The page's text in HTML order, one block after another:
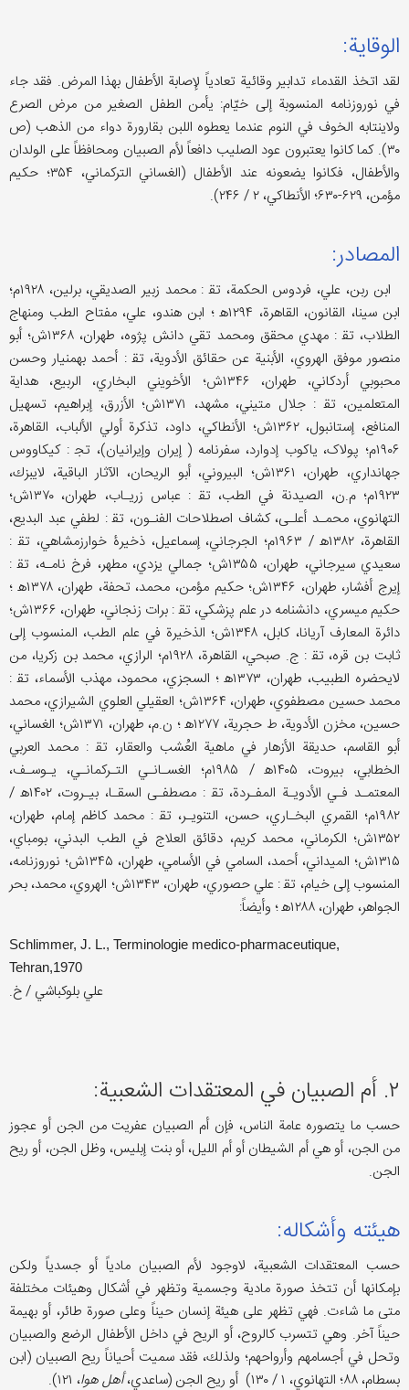
الوقاية:
لقد اتخذ القدماء تدابير وقائیة تعادیاً لإصابة الأطفال بهذا المرض. فقد جاء
في نوروزنامه المنسوبة إلى خيّام: يأمن الطفل الصغير من مرض الصرع
ولاینتابه الخوف في النوم عندما يعطوه اللبن بقارورة دواء من الذهب (ص
۳۰). كما کانوا یعتبرون عود الصليب دافعاً لأم الصبيان ومحافظاً على الولدان
والأطفال، فكانوا یضعونه عند الأطفال (الغساني التركماني، ۳۵۴؛ حكيم
مؤمن، ۶۲۹-۶۳۰؛ الأنطاكي، ۲ / ۲۴۶).
المصادر:
ابن ربن، علي، فردوس الحكمة، تق‍ : محمد زبیر الصديقي، برلين، ۱۹۲۸م؛
ابن سينا، القانون، القاهرة، ۱۲۹۴ه‍ ؛ ابن هندو، علي، مفتاح الطب ومنهاج
الطلاب، تق‍ : مهدي محقق ومحمد تقي دانش پژوه، طهران، ۱۳۶۸ش؛ أبو
منصور موفق الهروي، الأبنیة عن حقائق الأدوية، تق‍ : أحمد بهمنيار وحسن
محبوبي أردكاني، طهران، ۱۳۴۶ش؛ الأخويني البخاري، الربيع، هداية
المتعلمين، تق‍ : جلال متيني، مشهد، ۱۳۷۱ش؛ الأزرق، إبراهيم، تسهيل
المنافع، إستانبول، ۱۳۶۲ش؛ الأنطاكي، داود، تذكرة أولي الألباب، القاهرة،
۱۹۰۶م؛ پولاک، یاکوب إدوارد، سفرنامه ( إیران وإیرانیان)، تج‍ : كيكاووس
جهانداري، طهران، ۱۳۶۱ش؛ البيروني، أبو الريحان، الآثار الباقية، لايبزك،
۱۹۲۳م؛ م.ن، الصيدنة في الطب، تق‍ : عباس زريـاب، طهران، ۱۳۷۰ش؛
التهانوي، محمـد أعلـى، كشاف اصطلاحات الفنـون، تق‍ : لطفي عبد البديع،
القاهرة، ۱۳۸۲ه‍ / ۱۹۶۳م؛ الجرجاني، إسماعيل، ذخيرۀ خوارزمشاهي، تق‍ :
سعيدي سيرجاني، طهران، ۱۳۵۵ش؛ جمالي يزدي، مطهر، فرخ نامـه، تق‍ :
إيرج أفشار، طهران، ۱۳۴۶ش؛ حكيم مؤمن، محمد، تحفة، طهران، ۱۳۷۸ه‍ ؛
حكيم ميسري، دانشنامه در علم پزشكي، تق‍ : برات زنجاني، طهران، ۱۳۶۶ش؛
دائرة المعارف آريانا، كابل، ۱۳۴۸ش؛ الذخیرة في علم الطب، المنسوب إلی
ثابت بن قره، تق‍ : ج. صبحي، القاهرة، ۱۹۲۸م؛ الرازي، محمد بن زكريا، من
لايحضره الطبيب، طهران، ۱۳۷۳ه‍ ؛ السجزي، محمود، مهذب الأسماء، تق‍ :
محمد حسين مصطفوي، طهران، ۱۳۶۴ش؛ العقيلي العلوي الشیرازي، محمد
حسين، مخزن الأدویة، ط حجرية، ۱۲۷۷ه‍ ؛ ن.م، طهران، ۱۳۷۱ش؛ الغساني،
أبو القاسم، حديقة الأزهار في ماهية العُشب والعقار، تق‍ : محمد العربي
الخطابي، بيروت، ۱۴۰۵ه‍ / ۱۹۸۵م؛ الغسـانـي التـركمانـي، يـوسـف،
المعتمـد فـي الأدويـة المفـردة، تق‍ : مصطفـى السقـا، بيـروت، ۱۴۰۲ه‍ /
۱۹۸۲م؛ القمري البخـاري، حسن، التنويـر، تق‍ : محمد كاظم إمام، طهران،
۱۳۵۲ش؛ الكرماني، محمد كريم، دقائق العلاج في الطب البدني، بومباي،
۱۳۱۵ش؛ الميداني، أحمد، السامي في الأسامي، طهران، ۱۳۴۵ش؛ نوروزنامه،
المنسوب إلی خيام، تق‍ : علي حصوري، طهران، ۱۳۴۳ش؛ الهروي، محمد، بحر
الجواهر، طهران، ۱۲۸۸ه‍ ؛ وأيضاً:
Schlimmer, J. L., Terminologie medico-pharmaceutique,
Tehran,1970
علي بلوكباشي / خ.
۲. أم الصبيان في المعتقدات الشعبية:
حسب ما یتصوره عامة الناس، فإن أم الصبیان عفریت من الجن أو عجوز
من الجن، أو هي أم الشيطان أو أم الليل، أو بنت إبليس، وظل الجن، أو ريح
الجن.
هیئته وأشکاله:
حسب المعتقدات الشعبیة، لاوجود لأم الصبیان مادیاً أو جسدیاً ولكن
بإمكانها أن تتخذ صورة مادية وجسمية وتظهر في أشكال وهيئات مختلفة
متی ما شاءت. فهي تظهر علی هیئة إنسان حيناً وعلی صورة طائر، أو بهیمة
حيناً آخر. وهي تتسرب كالروح، أو الريح في داخل الأطفال الرضع والصبيان
وتحل في أجسامهم وأرواحهم؛ ولذلك، فقد سميت أحیاناً ريح الصبيان (ابن
بسطام، ۸۸؛ التهانوي، ۱ / ۱۳۰) أو ريح الجن (ساعدي،
أهل هوا، ۱۲۱).